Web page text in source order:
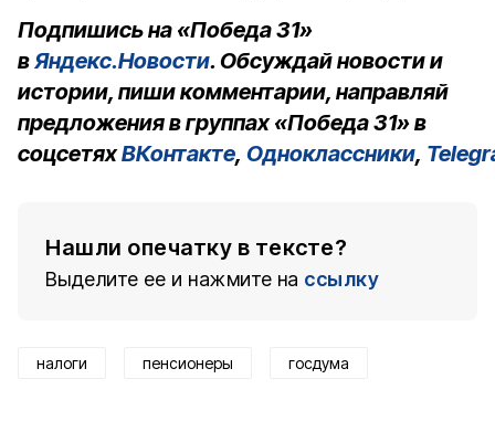
Подпишись на «Победа 31»
вЯндекс.Новости. Обсуждай новости и
истории, пиши комментарии, направляй
предложения в группах «Победа 31» в
соцсетяхВКонтакте, Одноклассники,
Нашли опечатку в тексте?
Выделите ее и нажмите на ссылку
налоги пенсионеры госдума